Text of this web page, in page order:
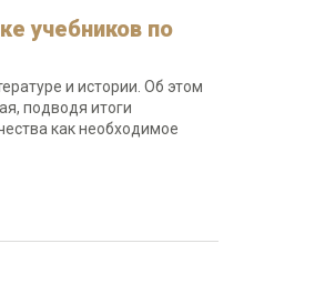
учебников по
и истории. Об этом
подводя итоги
как необходимое